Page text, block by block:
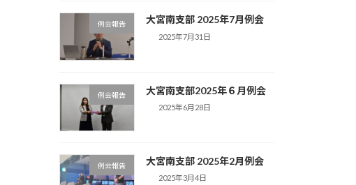
例会報告 大宮南支部 2025年7月例会
2025年7月31日
例会報告 大宮南支部2025年６月例会
2025年6月28日
例会報告 大宮南支部 2025年2月例会
2025年3月4日